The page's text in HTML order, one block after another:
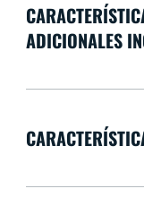
ADICIONALES